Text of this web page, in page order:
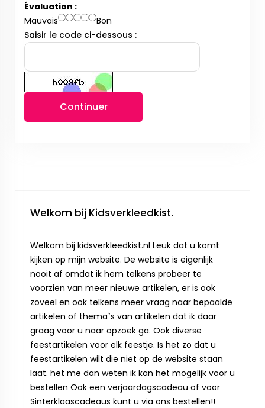
Évaluation :
Mauvais
Bon
Saisir le code ci-dessous :
Continuer
Welkom bij Kidsverkleedkist.
Welkom bij kidsverkleedkist.nl Leuk dat u komt
kijken op mijn website. De website is eigenlijk
nooit af omdat ik hem telkens probeer te
voorzien van meer nieuwe artikelen, er is ook
zoveel en ook telkens meer vraag naar bepaalde
artikelen of thema`s van artikelen dat ik daar
graag voor u naar opzoek ga. Ook diverse
feestartikelen voor elk feestje. Is het zo dat u
feestartikelen wilt die niet op de website staan
laat. het me dan weten ik kan het mogelijk voor u
bestellen Ook een verjaardagscadeau of voor
Sinterklaascadeaus kunt u via ons bestellen!!